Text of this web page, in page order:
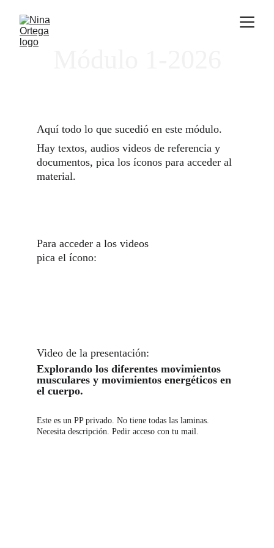
Aquí todo lo que sucedió en este módulo.
Hay textos, audios videos de referencia y
documentos, pica los íconos para acceder al
material.
Para acceder a los videos
pica el ícono:
Video de la presentación:
Explorando los diferentes movimientos
musculares y movimientos energéticos en
el cuerpo.
Este es un PP privado. No tiene todas las laminas.
Necesita descripción. Pedir acceso con tu mail.